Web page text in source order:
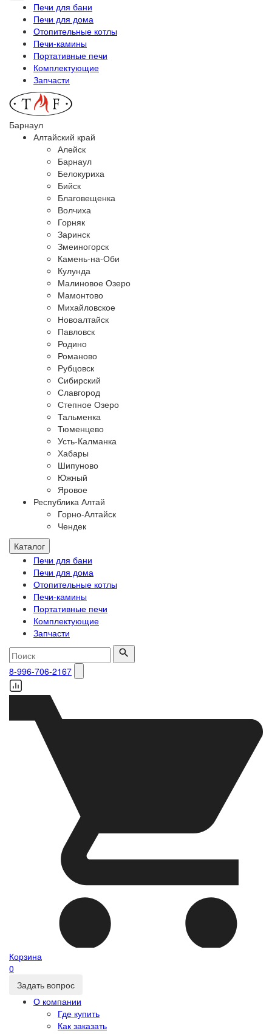
Печи для бани
Печи для дома
Отопительные котлы
Печи-камины
Портативные печи
Комплектующие
Запчасти
Барнаул
Алтайский край
Алейск
Барнаул
Белокуриха
Бийск
Благовещенка
Волчиха
Горняк
Заринск
Змеиногорск
Камень-на-Оби
Кулунда
Малиновое Озеро
Мамонтово
Михайловское
Новоалтайск
Павловск
Родино
Романово
Рубцовск
Сибирский
Славгород
Степное Озеро
Тальменка
Тюменцево
Усть-Калманка
Хабары
Шипуново
Южный
Яровое
Республика Алтай
Горно-Алтайск
Чендек
Каталог
Печи для бани
Печи для дома
Отопительные котлы
Печи-камины
Портативные печи
Комплектующие
Запчасти
8-996-706-2167
Корзина
0
Задать вопрос
О компании
Где купить
Как заказать